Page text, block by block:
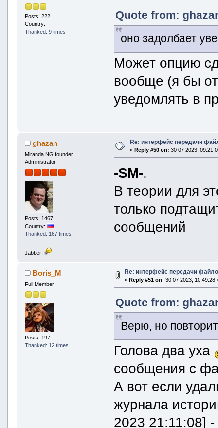
Posts: 222
Country:
Thanked: 9 times
Quote from:
оно задолбает
Может опцию
вообще (я бы
уведомлять в
ghazan
Miranda NG founder
Administrator
Posts: 1467
Country:
Thanked: 167 times
Jabber:
Re: интерфейс передачи
« Reply #50 on: 30 07 2023,
-SM-,
В теории для
только
сообщений
Boris_M
Full Member
Posts: 197
Thanked: 12 times
Re: интерфейс передачи
« Reply #51 on: 30 07 2023, 10:49:28
Quote from:
Верю, но
Голова два уха
сообщения с
А вот если
журнала
2023 21:11:08] -